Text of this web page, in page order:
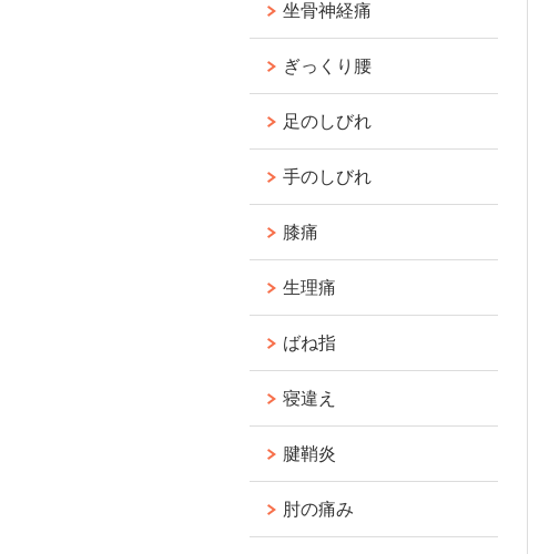
坐骨神経痛
ぎっくり腰
足のしびれ
手のしびれ
膝痛
生理痛
ばね指
寝違え
腱鞘炎
肘の痛み